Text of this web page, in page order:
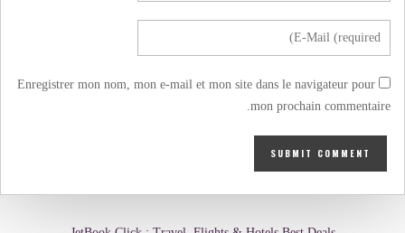
Enregistrer mon nom, mon e-mail et mon site dans le navigateur pour
mon prochain commentaire.